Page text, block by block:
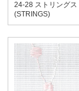
24-28 ストリングス
(STRINGS)